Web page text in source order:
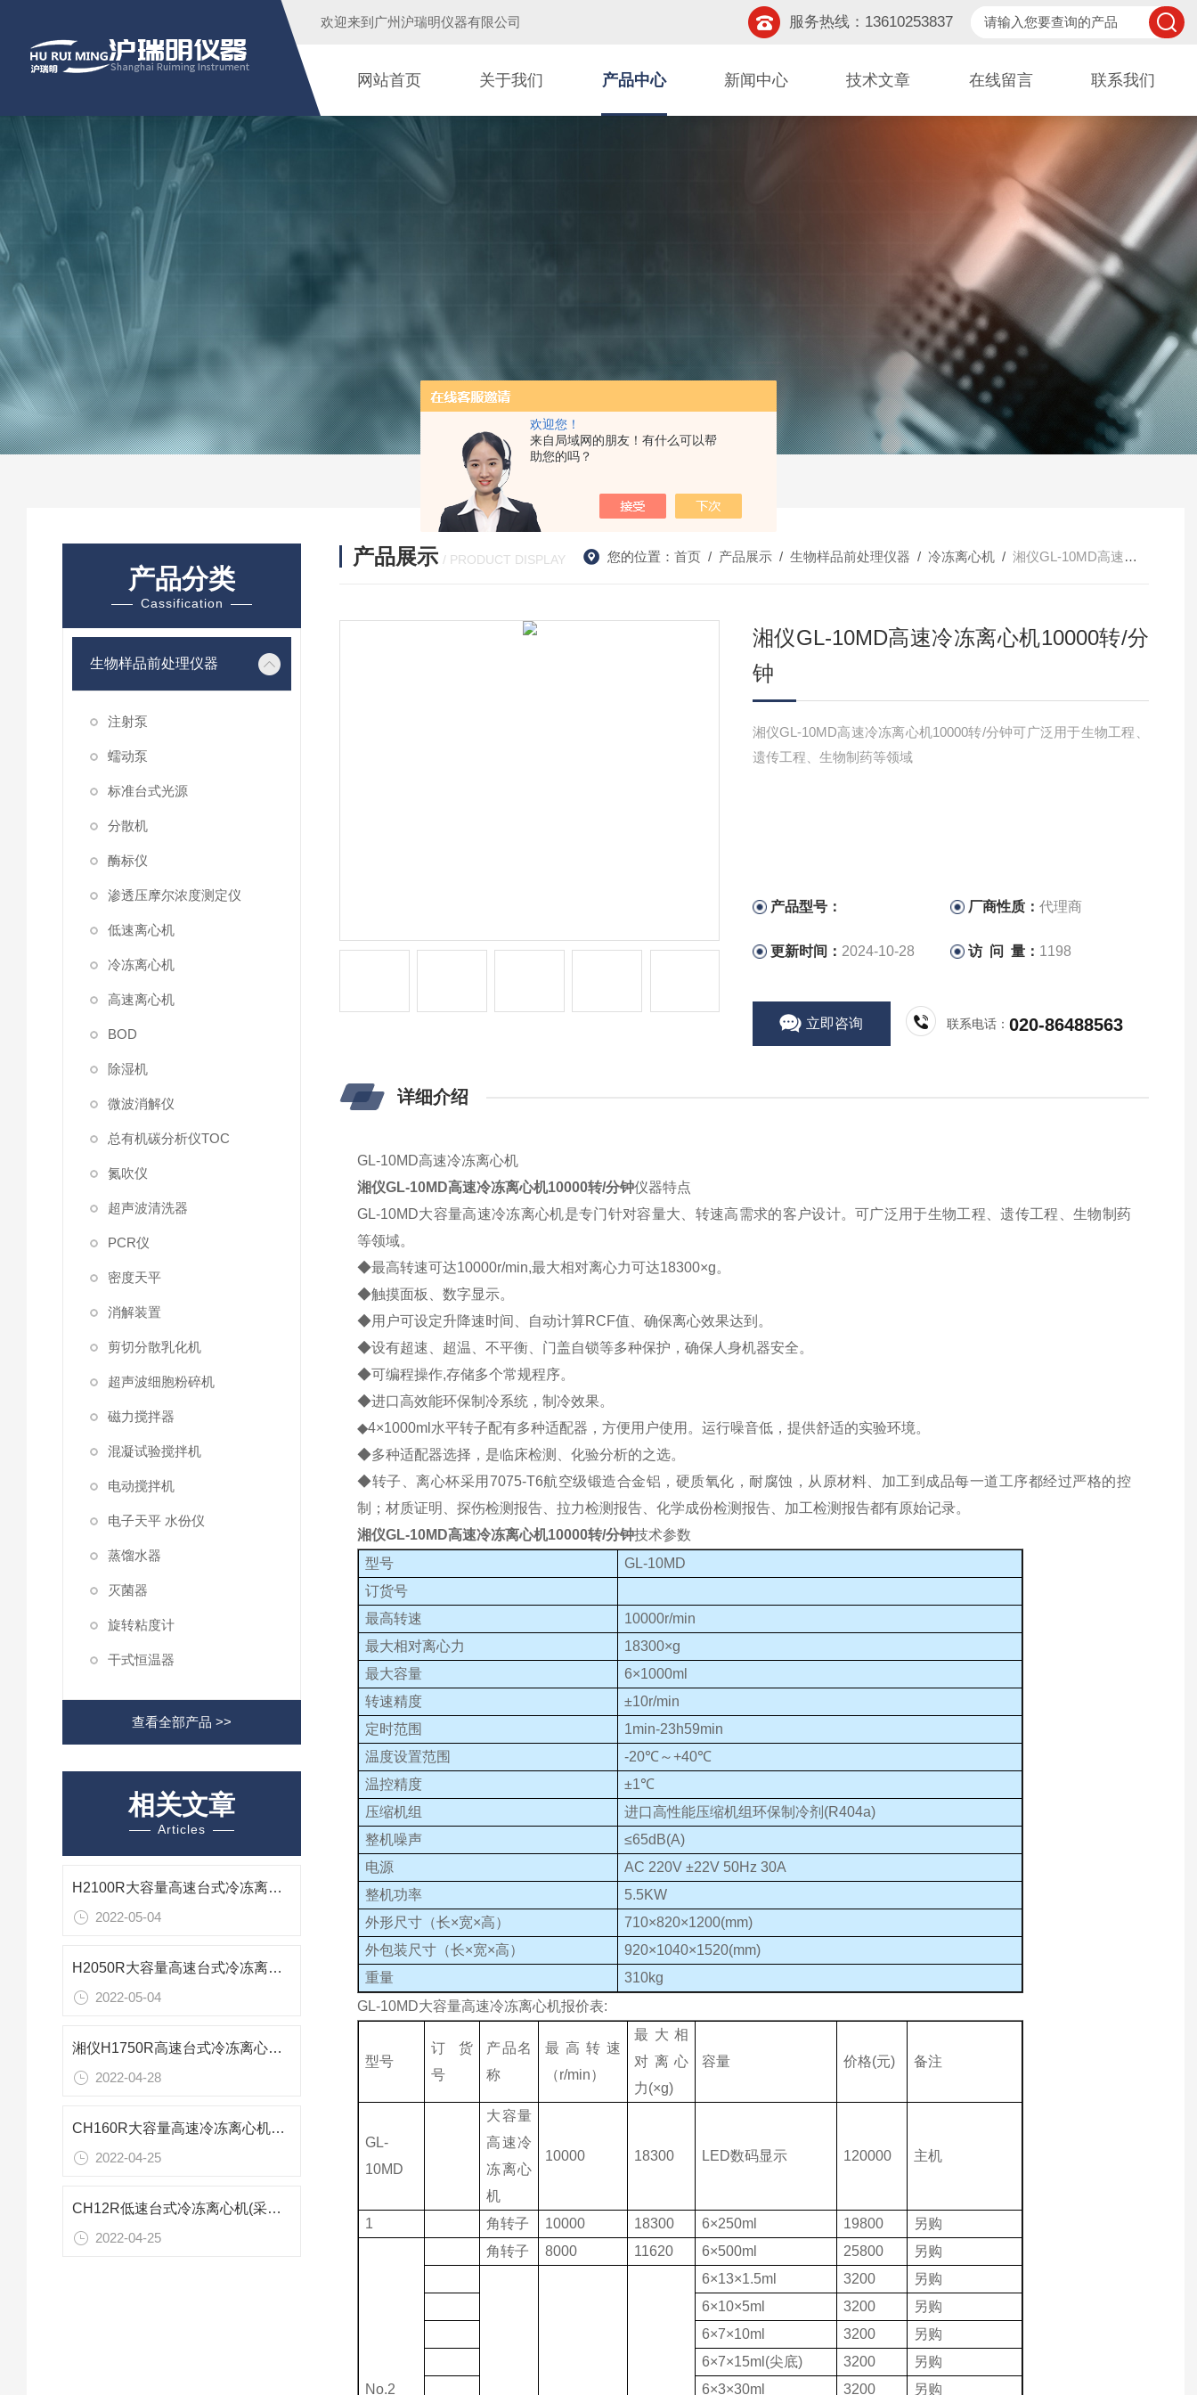
欢迎您！
来自局域网的朋友！有什么可以帮
助您的吗？
欢迎来到广州沪瑞明仪器有限公司 服务热线：13610253837
网站首页 关于我们 产品中心 新闻中心 技术文章 在线留言 联系我们
产品分类
Cassification
生物样品前处理仪器
注射泵
蠕动泵
标准台式光源
分散机
酶标仪
渗透压摩尔浓度测定仪
低速离心机
冷冻离心机
高速离心机
BOD
除湿机
微波消解仪
总有机碳分析仪TOC
氮吹仪
超声波清洗器
PCR仪
密度天平
消解装置
剪切分散乳化机
超声波细胞粉碎机
磁力搅拌器
混凝试验搅拌机
电动搅拌机
电子天平 水份仪
蒸馏水器
灭菌器
旋转粘度计
干式恒温器
查看全部产品 >>
相关文章
Articles
H2100R大容量高速台式冷冻离心机技术参数
2022-05-04
H2050R大容量高速台式冷冻离心机技术参数
2022-05-04
湘仪H1750R高速台式冷冻离心机参数报价
2022-04-28
CH160R大容量高速冷冻离心机技术特点
2022-04-25
CH12R低速台式冷冻离心机(采血车专用)参数
2022-04-25
产品展示 / PRODUCT DISPLAY 您的位置： 首页/ 产品展示/ 生物样品前处理仪器 / 冷冻离心机/ 湘仪GL-10MD高速冷冻离心机10000转/分钟
湘仪GL-10MD高速冷冻离心机10000转/分
钟
湘仪GL-10MD高速冷冻离心机10000转/分钟可广泛用于生物工程、
遗传工程、生物制药等领域
产品型号： 厂商性质：代理商
更新时间： 2024-10-28 访 问 量： 1198
立即咨询 联系电话：020-86488563
详细介绍
GL-10MD高速冷冻离心机
湘仪GL-10MD高速冷冻离心机10000转/分钟仪器特点
GL-10MD大容量高速冷冻离心机是专门针对容量大、转速高需求的客户设计。可广泛用于生物工程、遗传工程、生物制药
等领域。
◆最高转速可达10000r/min,最大相对离心力可达18300×g。
◆触摸面板、数字显示。
◆用户可设定升降速时间、自动计算RCF值、确保离心效果达到。
◆设有超速、超温、不平衡、门盖自锁等多种保护，确保人身机器安全。
◆可编程操作,存储多个常规程序。
◆进口高效能环保制冷系统，制冷效果。
◆4×1000ml水平转子配有多种适配器，方便用户使用。运行噪音低，提供舒适的实验环境。
◆多种适配器选择，是临床检测、化验分析的之选。
◆转子、离心杯采用7075-T6航空级锻造合金铝，硬质氧化，耐腐蚀，从原材料、加工到成品每一道工序都经过严格的控
制；材质证明、探伤检测报告、拉力检测报告、化学成份检测报告、加工检测报告都有原始记录。
湘仪GL-10MD高速冷冻离心机10000转/分钟技术参数
型号
GL-10MD
订货号
最高转速
10000r/min
最大相对离心力
18300×g
最大容量
6×1000ml
转速精度
±10r/min
定时范围
1min-23h59min
温度设置范围
-20℃～+40℃
温控精度
±1℃
压缩机组
进口高性能压缩机组环保制冷剂(R404a)
整机噪声
≤65dB(A)
电源
AC 220V ±22V 50Hz 30A
整机功率
5.5KW
外形尺寸（长×宽×高）
710×820×1200(mm)
外包装尺寸（长×宽×高）
920×1040×1520(mm)
重量
310kg
GL-10MD大容量高速冷冻离心机报价表:
型号
订货
号
产品名
称
最高转速
（r/min）
最大相
对离心
力(×g)
容量 价格(元) 备注
GL-
10MD
大容量
高速冷
冻离心
机
10000 18300 LED数码显示 120000 主机
1 角转子 10000 18300 6×250ml 19800 另购
No.2
角转子 8000 11620 6×500ml 25800
另购
6×13×1.5ml
3200
另购
6×10×5ml
3200
另购
6×7×10ml
3200
另购
6×7×15ml(尖底)
3200
另购
6×3×30ml
3200 另购